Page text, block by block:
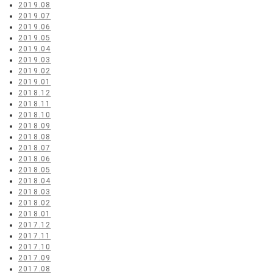
2019.08
2019.07
2019.06
2019.05
2019.04
2019.03
2019.02
2019.01
2018.12
2018.11
2018.10
2018.09
2018.08
2018.07
2018.06
2018.05
2018.04
2018.03
2018.02
2018.01
2017.12
2017.11
2017.10
2017.09
2017.08